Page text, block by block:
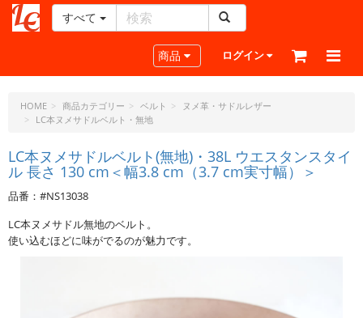
ー
ラ
フ
ド
ッ
ト・
ェ
ー
すべて
Toggle navigation
商品 ログイン
HOME 商品カテゴリー ベルト
ヌメ革・サドルレザー
LC本ヌメサドルベルト・無地
LC本ヌメサドルベルト(無地)・38L ウエスタンスタイ
ル 長さ 130 cm＜幅3.8 cm（3.7 cm実寸幅）＞
品番：#NS13038
LC本ヌメサドル無地のベルト。
使い込むほどに味がでるのが魅力です。